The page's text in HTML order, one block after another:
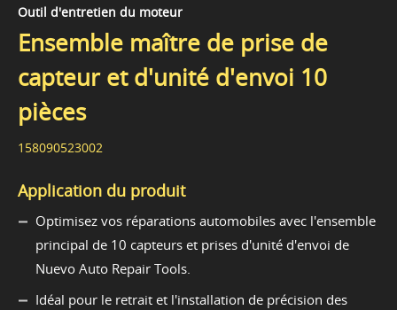
Outil d'entretien du moteur
Ensemble maître de prise de
capteur et d'unité d'envoi 10
pièces
158090523002
Application du produit
Optimisez vos réparations automobiles avec l'ensemble
principal de 10 capteurs et prises d'unité d'envoi de
Nuevo Auto Repair Tools.
Idéal pour le retrait et l'installation de précision des